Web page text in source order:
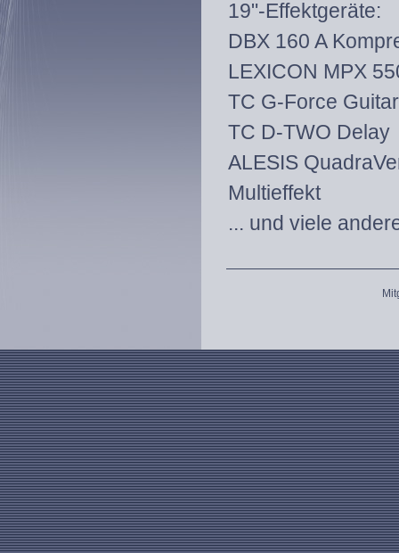
19"-Effektgeräte:
DBX 160 A
LEXICON MPX
TC G-Force
TC D-TWO Delay
ALESIS
Multieffekt
... und viele